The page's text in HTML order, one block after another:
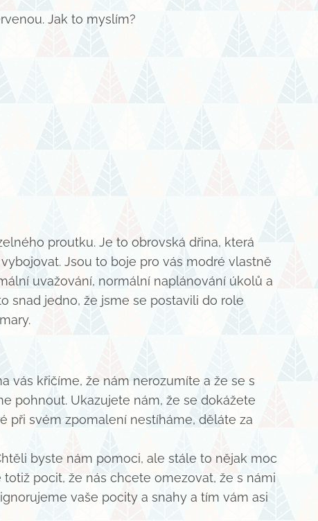
Jak to myslím?
proutku. Je to obrovská dřina, která
Jsou to boje pro vás modré vlastně
uvažování, normální naplánování úkolů a
snad jedno, že jsme se postavili do role
vás křičíme, že nám nerozumíte a že se s
pohnout. Ukazujete nám, že se dokážete
při svém zpomalení nestíháme, děláte za
byste nám pomoci, ale stále to nějak moc
pocit, že nás chcete omezovat, že s námi
vaše pocity a snahy a tím vám asi